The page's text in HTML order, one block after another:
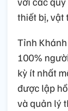
thiết bị, vật
Tỉnh
100%
kỳ ít nhất
được lập
và quản lý